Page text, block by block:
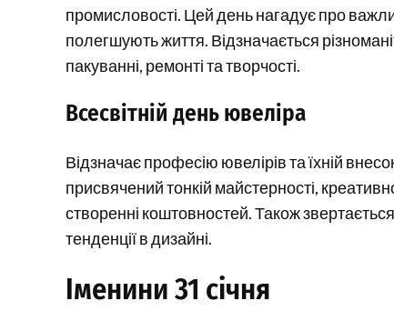
промисловості. Цей день нагадує про
полегшують життя. Відзначається
пакуванні, ремонті та творчості.
Всесвітній день ювеліра
Відзначає професію ювелірів та їхній
присвячений тонкій майстерності,
створенні коштовностей. Також
тенденції в дизайні.
Іменини 31 січня